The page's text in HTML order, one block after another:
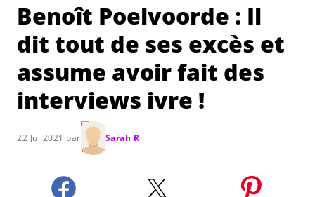
Benoît Poelvoorde : Il
dit tout de ses excès et
assume avoir fait des
interviews ivre !
22 Jul 2021 par Sarah R